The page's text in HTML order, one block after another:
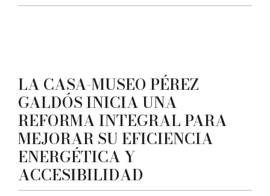
LA CASA-MUSEO PÉREZ
GALDÓS INICIA UNA
REFORMA INTEGRAL PARA
MEJORAR SU EFICIENCIA
ENERGÉTICA Y
ACCESIBILIDAD